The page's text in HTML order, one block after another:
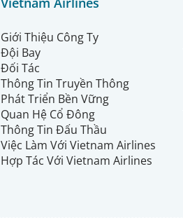
Giới Thiệu Công Ty
Đội Bay
Đối Tác
Thông Tin Truyền Thông
Phát Triển Bền Vững
Quan Hệ Cổ Đông
Thông Tin Đấu Thầu
Việc Làm Với Vietnam Airlines
Hợp Tác Với Vietnam Airlines